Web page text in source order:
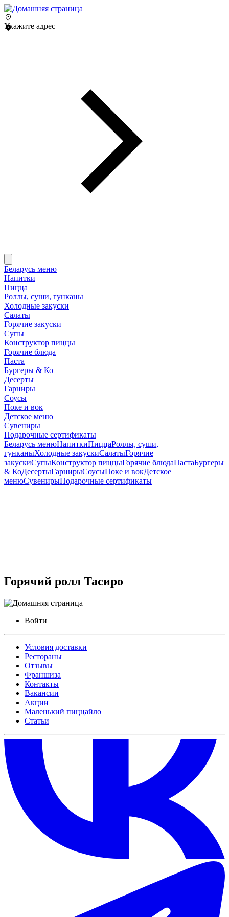
Укажите адрес
Беларусь меню
Напитки
Пицца
Роллы, суши, гунканы
Холодные закуски
Салаты
Горячие закуски
Супы
Конструктор пиццы
Горячие блюда
Паста
Бургеры & Ко
Десерты
Гарниры
Соусы
Поке и вок
Детское меню
Сувениры
Подарочные сертификаты
Беларусь менюНапиткиПиццаРоллы, суши,
гунканыХолодные закускиСалатыГорячие
закускиСупыКонструктор пиццыГорячие блюдаПастаБургеры
& КоДесертыГарнирыСоусыПоке и вокДетское
менюСувенирыПодарочные сертификаты
Горячий ролл Тасиро
Войти
Условия доставки
Рестораны
Отзывы
Франшиза
Контакты
Вакансии
Акции
Маленький пиццайло
Статьи